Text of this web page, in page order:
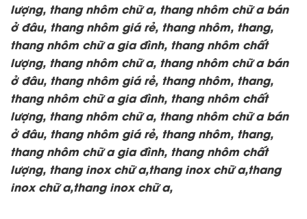
lượng, thang nhôm chữ a, thang nhôm chữ a bán
ở đâu, thang nhôm giá rẻ, thang nhôm, thang,
thang nhôm chữ a gia đình, thang nhôm chất
lượng, thang nhôm chữ a, thang nhôm chữ a bán
ở đâu, thang nhôm giá rẻ, thang nhôm, thang,
thang nhôm chữ a gia đình, thang nhôm chất
lượng, thang nhôm chữ a, thang nhôm chữ a bán
ở đâu, thang nhôm giá rẻ, thang nhôm, thang,
thang nhôm chữ a gia đình, thang nhôm chất
lượng, thang inox chữ a,thang inox chữ a,thang
inox chữ a,thang inox chữ a,